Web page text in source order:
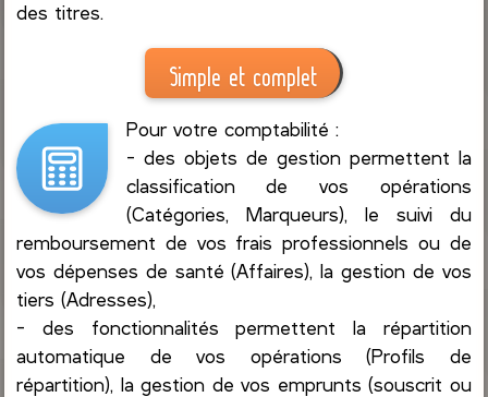
des titres.
Simple et complet
Pour votre comptabilité :
- des objets de gestion permettent la
classification de vos opérations
(Catégories, Marqueurs), le suivi du
remboursement de vos frais professionnels ou de
vos dépenses de santé (Affaires), la gestion de vos
tiers (Adresses),
- des fonctionnalités permettent la répartition
automatique de vos opérations (Profils de
répartition), la gestion de vos emprunts (souscrit ou